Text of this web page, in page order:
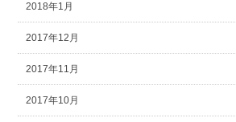
2018年1月
2017年12月
2017年11月
2017年10月